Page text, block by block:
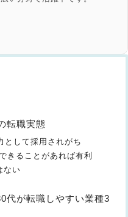
転職実態
として採用されがち
きることがあれば有利
ない
代が転職しやすい業種3